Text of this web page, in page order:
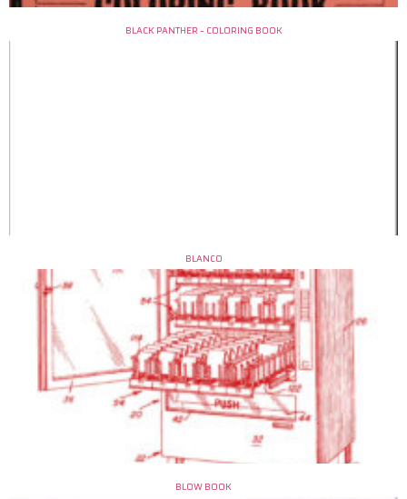
BLACK PANTHER – COLORING BOOK
BLANCO
BLOW BOOK